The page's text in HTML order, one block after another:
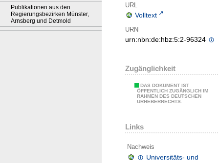
Publikationen aus den
Regierungsbezirken Münster,
Arnsberg und Detmold
URL
Volltext
URN
urn:nbn:de:hbz:5:2-96324
Zugänglichkeit
DAS DOKUMENT IST
ÖFFENTLICH ZUGÄNGLICH IM
RAHMEN DES DEUTSCHEN
URHEBERRECHTS.
Links
Nachweis
Universitäts- und